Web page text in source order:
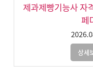
제과제빵기능사 자
페
상세